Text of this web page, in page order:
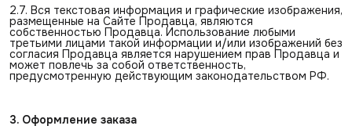
2.7. Вся текстовая информация и графические изображения,
размещенные на Сайте Продавца, являются
собственностью Продавца. Использование любыми
третьими лицами такой информации и/или изображений без
согласия Продавца является нарушением прав Продавца и
может повлечь за собой ответственность,
предусмотренную действующим законодательством РФ.
3. Оформление заказа